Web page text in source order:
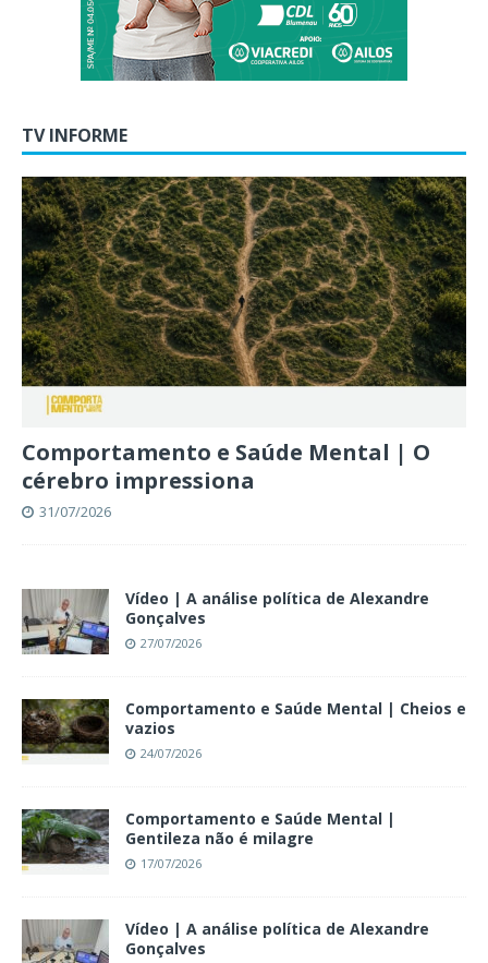
TV INFORME
Comportamento e Saúde Mental | O
cérebro impressiona
31/07/2026
Vídeo | A análise política de Alexandre
Gonçalves
27/07/2026
Comportamento e Saúde Mental | Cheios e
vazios
24/07/2026
Comportamento e Saúde Mental |
Gentileza não é milagre
17/07/2026
Vídeo | A análise política de Alexandre
Gonçalves